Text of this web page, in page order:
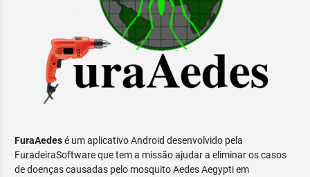
FuraAedesé um aplicativo Android desenvolvido pela
FuradeiraSoftware que tem a missão ajudar a eliminar os casos
de doenças causadas pelo mosquito Aedes Aegypti em